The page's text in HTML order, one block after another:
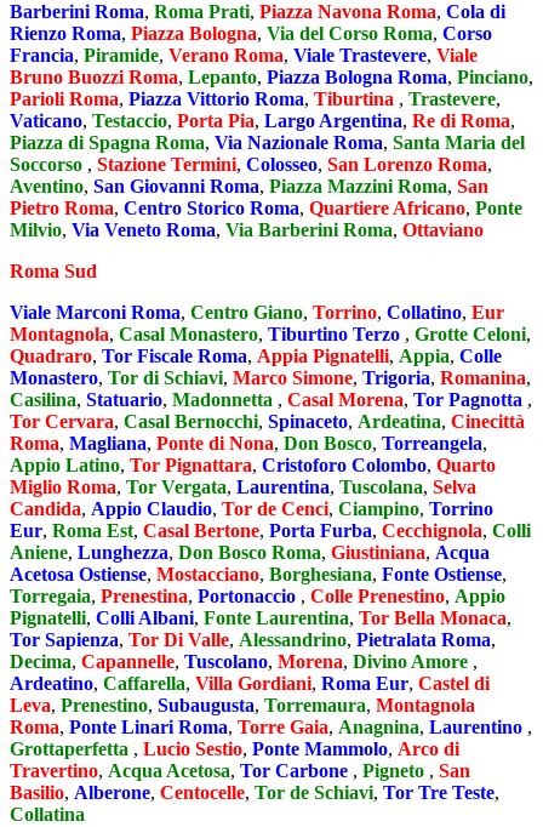
Barberini Roma, Roma Prati, Piazza Navona Roma, Cola di
Rienzo Roma, Piazza Bologna, Via del Corso Roma, Corso
Francia, Piramide, Verano Roma, Viale Trastevere, Viale
Bruno Buozzi Roma, Lepanto, Piazza Bologna Roma, Pinciano,
Parioli Roma, Piazza Vittorio Roma, Tiburtina , Trastevere,
Vaticano, Testaccio, Porta Pia, Largo Argentina, Re di Roma,
Piazza di Spagna Roma, Via Nazionale Roma, Santa Maria del
Soccorso , Stazione Termini, Colosseo, San Lorenzo Roma,
Aventino, San Giovanni Roma, Piazza Mazzini Roma, San
Pietro Roma, Centro Storico Roma, Quartiere Africano, Ponte
Milvio, Via Veneto Roma, Via Barberini Roma, Ottaviano
Roma Sud
Viale Marconi Roma, Centro Giano, Torrino, Collatino, Eur
Montagnola, Casal Monastero, Tiburtino Terzo , Grotte Celoni,
Quadraro, Tor Fiscale Roma, Appia Pignatelli, Appia, Colle
Monastero, Tor di Schiavi, Marco Simone, Trigoria, Romanina,
Casilina, Statuario, Madonnetta , Casal Morena, Tor Pagnotta ,
Tor Cervara, Casal Bernocchi, Spinaceto, Ardeatina, Cinecittà
Roma, Magliana, Ponte di Nona, Don Bosco, Torreangela,
Appio Latino, Tor Pignattara, Cristoforo Colombo, Quarto
Miglio Roma, Tor Vergata, Laurentina, Tuscolana, Selva
Candida, Appio Claudio, Tor de Cenci, Ciampino, Torrino
Eur, Roma Est, Casal Bertone, Porta Furba, Cecchignola, Colli
Aniene, Lunghezza, Don Bosco Roma, Giustiniana, Acqua
Acetosa Ostiense, Mostacciano, Borghesiana, Fonte Ostiense,
Torregaia, Prenestina, Portonaccio , Colle Prenestino, Appio
Pignatelli, Colli Albani, Fonte Laurentina, Tor Bella Monaca,
Tor Sapienza, Tor Di Valle, Alessandrino, Pietralata Roma,
Decima, Capannelle, Tuscolano, Morena, Divino Amore ,
Ardeatino, Caffarella, Villa Gordiani, Roma Eur, Castel di
Leva, Prenestino, Subaugusta, Torremaura, Montagnola
Roma, Ponte Linari Roma, Torre Gaia, Anagnina, Laurentino ,
Grottaperfetta , Lucio Sestio, Ponte Mammolo, Arco di
Travertino, Acqua Acetosa, Tor Carbone , Pigneto , San
Basilio, Alberone, Centocelle, Tor de Schiavi, Tor Tre Teste,
Collatina